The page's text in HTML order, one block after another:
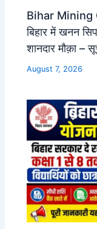
Bihar Mining
बिहार में खनन
शानदार मौक़ा –
August 7, 2026